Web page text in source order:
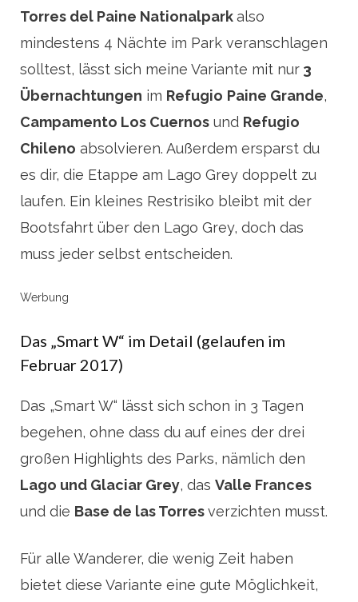
Torres del Paine Nationalparkalso
mindestens 4 Nächte im Park veranschlagen
solltest, lässt sich meine Variante mit nur 3
Übernachtungen im Refugio Paine Grande,
Campamento Los Cuernos und Refugio
Chileno absolvieren. Außerdem ersparst du
es dir, die Etappe am Lago Grey doppelt zu
laufen. Ein kleines Restrisiko bleibt mit der
Bootsfahrt über den Lago Grey, doch das
muss jeder selbst entscheiden.
Werbung
Das „Smart W“ im Detail (gelaufen im
Februar 2017)
Das „Smart W“ lässt sich schon in 3 Tagen
begehen, ohne dass du auf eines der drei
großen Highlights des Parks, nämlich den
Lago und Glaciar Grey, das Valle Frances
und die Base de las Torresverzichten musst.
Für alle Wanderer, die wenig Zeit haben
bietet diese Variante eine gute Möglichkeit,